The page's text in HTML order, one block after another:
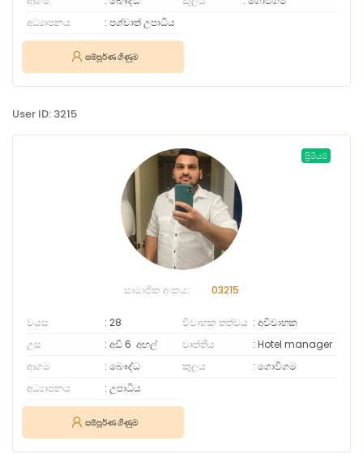
අධ්‍යාපනය
පශ්චාත් උපාධිය
සම්පූර්ණ ගිණුම
User ID: 3215
ප්‍රිමියම්
සාමාජික අංකය: 03215
වයස 28 විවාහක තත්වය
අවිවාහක
උස
අඩි 6 අඟල් වෘත්තිය
Hotel manager
ආගම
බෞද්ධ කුලය
ගොවිගම
අධ්‍යාපනය
උපාධිය
සම්පූර්ණ ගිණුම